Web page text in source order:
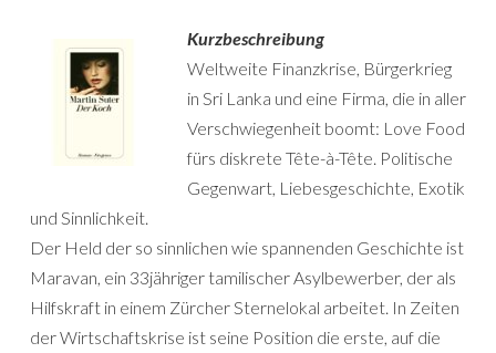
Kurzbeschreibung
Weltweite Finanzkrise, Bürgerkrieg
in Sri Lanka und eine Firma, die in aller
Verschwiegenheit boomt: Love Food
fürs diskrete Tête-à-Tête. Politische
Gegenwart, Liebesgeschichte, Exotik
und Sinnlichkeit.
Der Held der so sinnlichen wie spannenden Geschichte ist
Maravan, ein 33jähriger tamilischer Asylbewerber, der als
Hilfskraft in einem Zürcher Sternelokal arbeitet. In Zeiten
der Wirtschaftskrise ist seine Position die erste, auf die